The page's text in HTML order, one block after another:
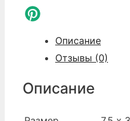
Twitter
Описание
Отзывы (0)
Описание